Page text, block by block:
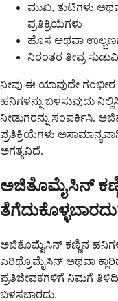
ಮುಖ, ತುಟಿಗಳು
ಪ್ರತಿಕ್ರಿಯೆಗಳು
ಹೊಸ ಅಥವಾ
ನಿರಂತರ ತೀವ್ರ
ನೀವು ಈ ಯಾವುದೇ
ಹನಿಗಳನ್ನು ಬಳಸುವುದು
ನೀಡುಗರನ್ನು ಸಂಪರ್ಕಿಸಿ.
ಪ್ರತಿಕ್ರಿಯೆಗಳು
ಅಗತ್ಯವಿದೆ.
ಅಜಿತೊಮೈಸಿನ್
ಅಜಿತೊಮೈಸಿನ್ ಕಣ್ಣಿನ
ಎರಿಥ್ರೊಮೈಸಿನ್ ಅಥವಾ
ಪ್ರತಿಜೀವಕಗಳಿಗೆ ನಿಮಗೆ
ಬಳಸಬಾರದು.